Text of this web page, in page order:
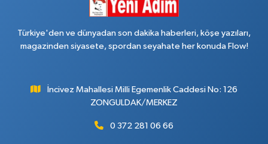
Türkiye'den ve dünyadan son dakika haberleri, köşe yazıları,
magazinden siyasete, spordan seyahate her konuda Flow!
İncivez Mahallesi Milli Egemenlik Caddesi No: 126
ZONGULDAK/MERKEZ
0 372 281 06 66